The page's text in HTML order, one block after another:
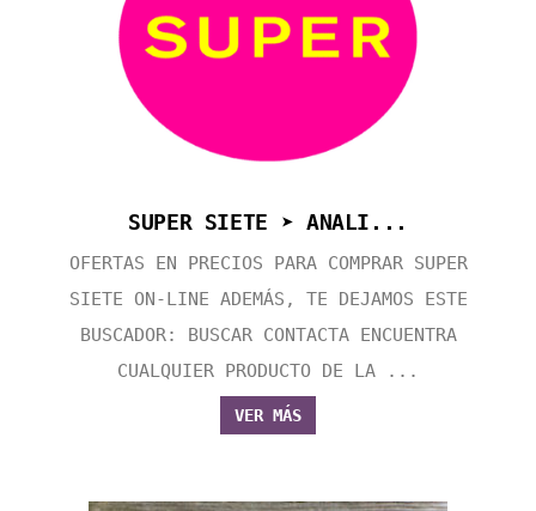
SUPER SIETE ➤ ANALI...
OFERTAS EN PRECIOS PARA COMPRAR SUPER
SIETE ON-LINE ADEMÁS, TE DEJAMOS ESTE
BUSCADOR: BUSCAR CONTACTA ENCUENTRA
CUALQUIER PRODUCTO DE LA ...
VER MÁS